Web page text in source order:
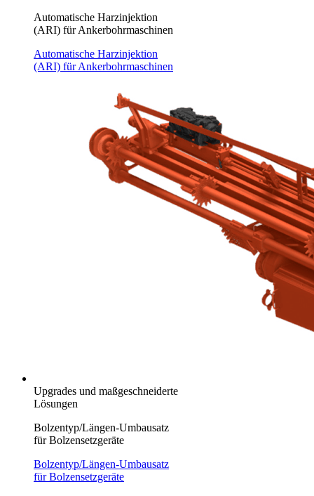
Automatische Harzinjektion
(ARI) für Ankerbohrmaschinen
Automatische Harzinjektion
(ARI) für Ankerbohrmaschinen
Upgrades und maßgeschneiderte
Lösungen
Bolzentyp/Längen-Umbausatz
für Bolzensetzgeräte
Bolzentyp/Längen-Umbausatz
für Bolzensetzgeräte